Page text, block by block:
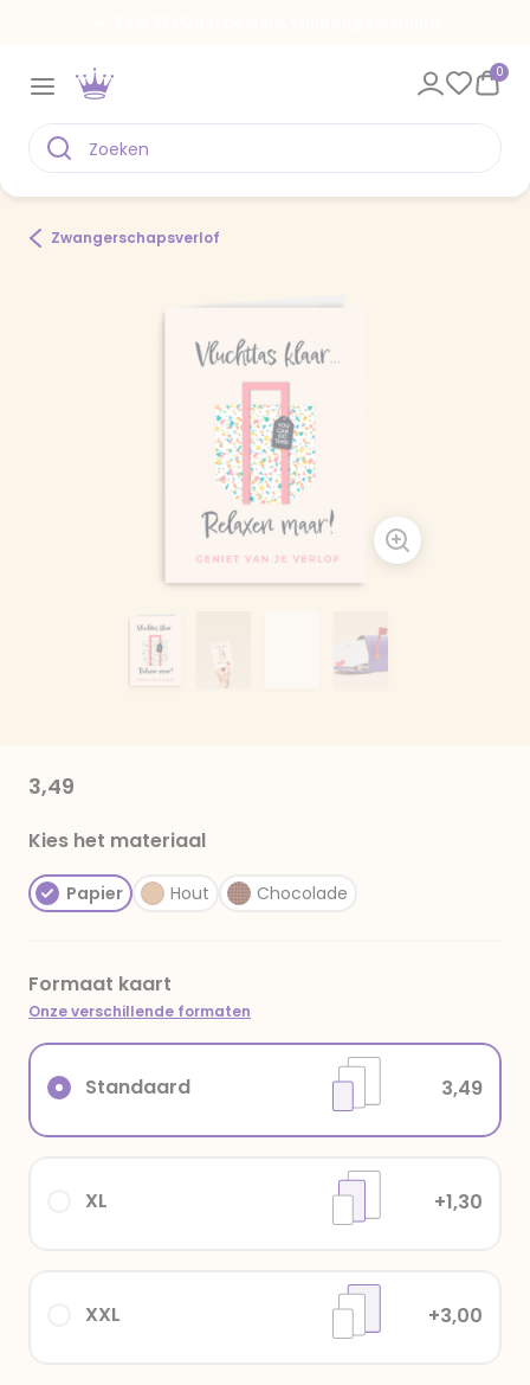
0
Zwangerschapsverlof
3,49
Kies het materiaal
Papier Hout Chocolade
Formaat kaart
Onze verschillende formaten
XXL +3,00
XL +1,30
Standaard 3,49